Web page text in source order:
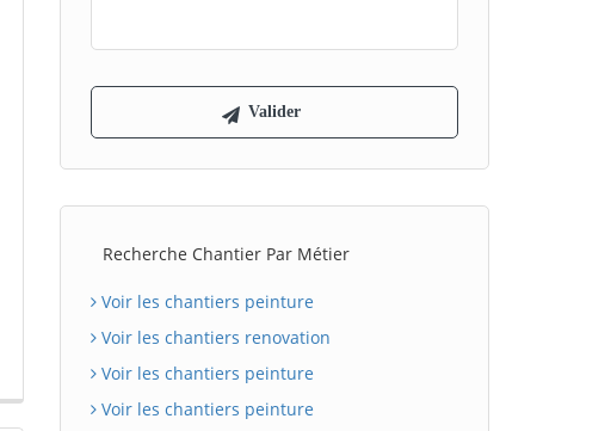
Recherche Chantier Par Métier
Voir les chantiers peinture
Voir les chantiers renovation
Voir les chantiers peinture
Voir les chantiers peinture